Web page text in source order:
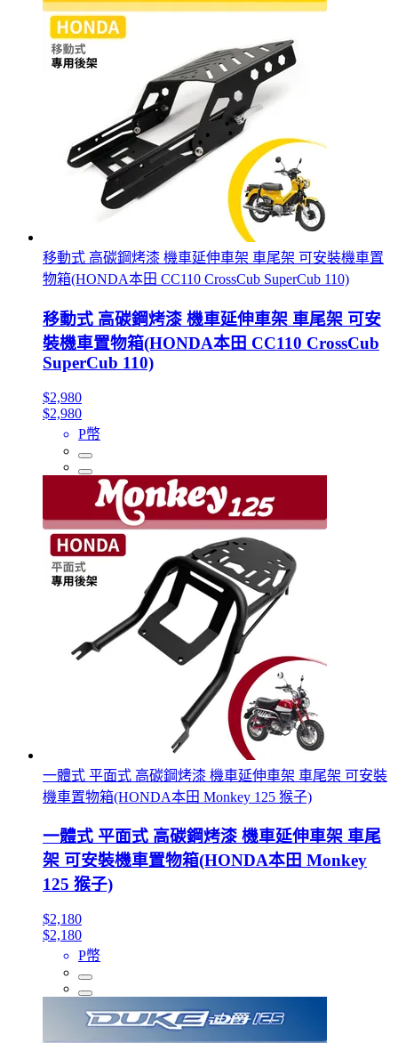
移動式 高碳鋼烤漆 機車延伸車架 車尾架 可安裝機車置
物箱(HONDA本田 CC110 CrossCub SuperCub 110)
移動式 高碳鋼烤漆 機車延伸車架 車尾架 可安
裝機車置物箱(HONDA本田 CC110 CrossCub
SuperCub 110)
$2,980
$2,980
P幣
一體式 平面式 高碳鋼烤漆 機車延伸車架 車尾架 可安裝
機車置物箱(HONDA本田 Monkey 125 猴子)
一體式 平面式 高碳鋼烤漆 機車延伸車架 車尾
架 可安裝機車置物箱(HONDA本田 Monkey
125 猴子)
$2,180
$2,180
P幣